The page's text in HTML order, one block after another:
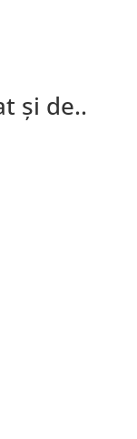
și de..